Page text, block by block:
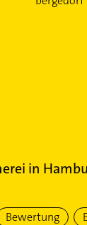
in
Bewertung